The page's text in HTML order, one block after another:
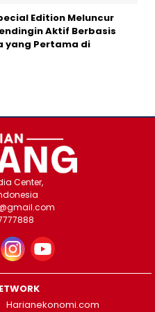
Edition Meluncur
Aktif Berbasis
yang Pertama di
Center,
Harianekonomi.com